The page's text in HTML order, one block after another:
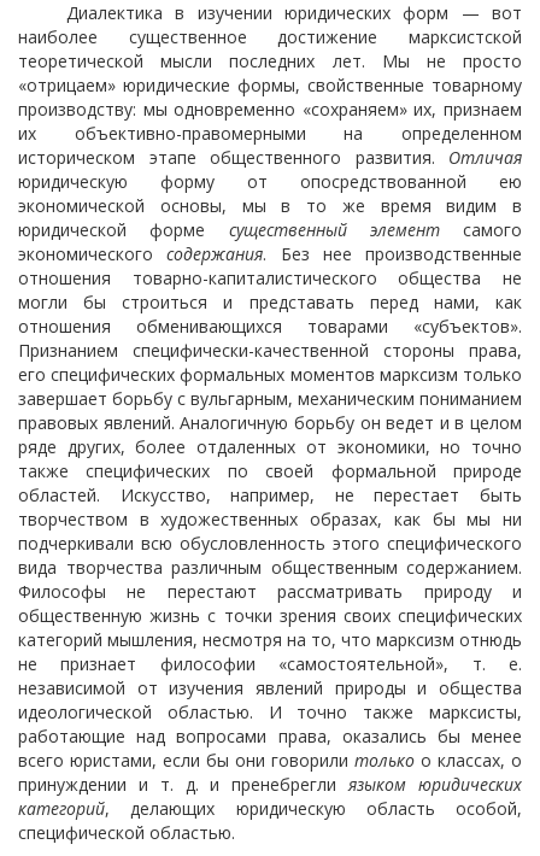
Диалектика в изучении юридических форм — вот
наиболее существенное достижение марксистской
теоретической мысли последних лет. Мы не просто
«отрицаем» юридические формы, свойственные товарному
производству: мы одновременно «сохраняем» их, признаем
их объективно-правомерными на определенном
историческом этапе общественного развития. Отличая
юридическую форму от опосредствованной ею
экономической основы, мы в то же время видим в
юридической форме существенный элементсамого
экономическогосодержания. Без нее производственные
отношения товарно-капиталистического общества не
могли бы строиться и представать перед нами, как
отношения обменивающихся товарами «субъектов».
Признанием специфически-качественной стороны права,
его специфических формальных моментов марксизм только
завершает борьбу с вульгарным, механическим пониманием
правовых явлений. Аналогичную борьбу он ведет и в целом
ряде других, более отдаленных от экономики, но точно
также специфических по своей формальной природе
областей. Искусство, например, не перестает быть
творчеством в художественных образах, как бы мы ни
подчеркивали всю обусловленность этого специфического
вида творчества различным общественным содержанием.
Философы не перестают рассматривать природу и
общественную жизнь с точки зрения своих специфических
категорий мышления, несмотря на то, что марксизм отнюдь
не признает философии «самостоятельной», т. е.
независимой от изучения явлений природы и общества
идеологической областью. И точно также марксисты,
работающие над вопросами права, оказались бы менее
всего юристами, если бы они говорили только о классах, о
принуждении и т. д. и пренебреглиязыком юридических
категорий, делающих юридическую область особой,
специфической областью.